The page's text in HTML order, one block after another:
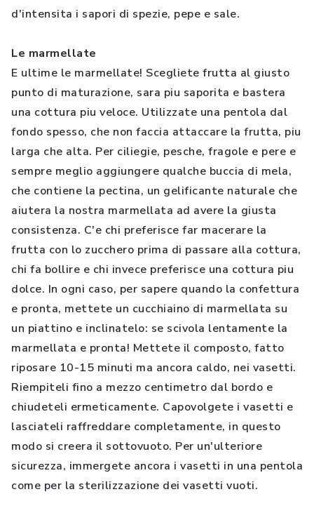
d'intensita i sapori di spezie, pepe e sale.
Le marmellate
E ultime le marmellate! Scegliete frutta al giusto
punto di maturazione, sara piu saporita e bastera
una cottura piu veloce. Utilizzate una pentola dal
fondo spesso, che non faccia attaccare la frutta, piu
larga che alta. Per ciliegie, pesche, fragole e pere e
sempre meglio aggiungere qualche buccia di mela,
che contiene la pectina, un gelificante naturale che
aiutera la nostra marmellata ad avere la giusta
consistenza. C'e chi preferisce far macerare la
frutta con lo zucchero prima di passare alla cottura,
chi fa bollire e chi invece preferisce una cottura piu
dolce. In ogni caso, per sapere quando la confettura
e pronta, mettete un cucchiaino di marmellata su
un piattino e inclinatelo: se scivola lentamente la
marmellata e pronta! Mettete il composto, fatto
riposare 10-15 minuti ma ancora caldo, nei vasetti.
Riempiteli fino a mezzo centimetro dal bordo e
chiudeteli ermeticamente. Capovolgete i vasetti e
lasciateli raffreddare completamente, in questo
modo si creera il sottovuoto. Per un'ulteriore
sicurezza, immergete ancora i vasetti in una pentola
come per la sterilizzazione dei vasetti vuoti.